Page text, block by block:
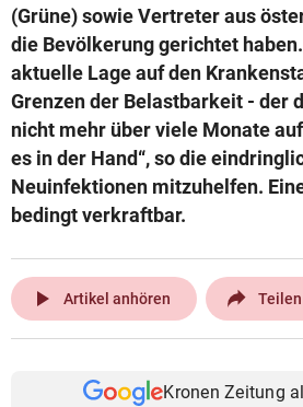
(Grüne) sowie Vertreter aus
die Bevölkerung gerichtet
aktuelle Lage auf den
Grenzen der Belastbarkeit - der
nicht mehr über viele Monate
es in der Hand“, so die
Neuinfektionen mitzuhelfen.
bedingt verkraftbar.
play_arrow Artikel anhören Teilen
Kronen Zeitung